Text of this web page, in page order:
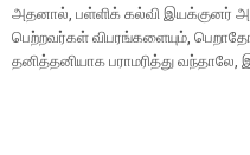
அதனால், பள்ளிக் கல்வி இயக்குனர்
பெற்றவர்கள் விபரங்களையும்,
தனித்தனியாக பராமரித்து வந்தாலே,